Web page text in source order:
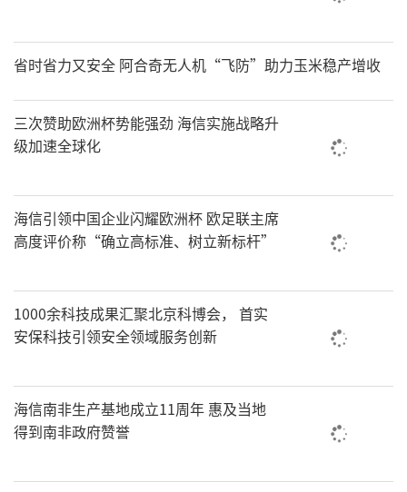
省时省力又安全 阿合奇无人机“飞防”助力玉米稳产增收
三次赞助欧洲杯势能强劲 海信实施战略升
级加速全球化
海信引领中国企业闪耀欧洲杯 欧足联主席
高度评价称“确立高标准、树立新标杆”
1000余科技成果汇聚北京科博会， 首实
安保科技引领安全领域服务创新
海信南非生产基地成立11周年 惠及当地
得到南非政府赞誉